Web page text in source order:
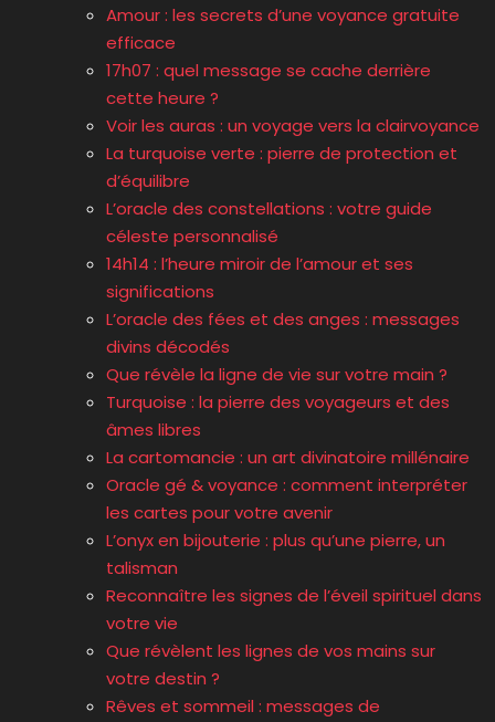
Amour : les secrets d’une voyance gratuite
efficace
17h07 : quel message se cache derrière
cette heure ?
Voir les auras : un voyage vers la clairvoyance
La turquoise verte : pierre de protection et
d’équilibre
L’oracle des constellations : votre guide
céleste personnalisé
14h14 : l’heure miroir de l’amour et ses
significations
L’oracle des fées et des anges : messages
divins décodés
Que révèle la ligne de vie sur votre main ?
Turquoise : la pierre des voyageurs et des
âmes libres
La cartomancie : un art divinatoire millénaire
Oracle gé & voyance : comment interpréter
les cartes pour votre avenir
L’onyx en bijouterie : plus qu’une pierre, un
talisman
Reconnaître les signes de l’éveil spirituel dans
votre vie
Que révèlent les lignes de vos mains sur
votre destin ?
Rêves et sommeil : messages de